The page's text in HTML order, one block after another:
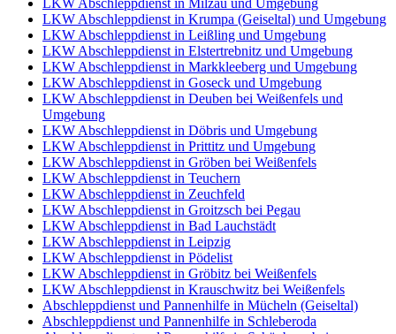
LKW Abschleppdienst in Krumpa (Geiseltal) und Umgebung
LKW Abschleppdienst in Leißling und Umgebung
LKW Abschleppdienst in Elstertrebnitz und Umgebung
LKW Abschleppdienst in Markkleeberg und Umgebung
LKW Abschleppdienst in Goseck und Umgebung
LKW Abschleppdienst in Deuben bei Weißenfels und
Umgebung
LKW Abschleppdienst in Döbris und Umgebung
LKW Abschleppdienst in Prittitz und Umgebung
LKW Abschleppdienst in Gröben bei Weißenfels
LKW Abschleppdienst in Teuchern
LKW Abschleppdienst in Zeuchfeld
LKW Abschleppdienst in Groitzsch bei Pegau
LKW Abschleppdienst in Bad Lauchstädt
LKW Abschleppdienst in Leipzig
LKW Abschleppdienst in Pödelist
LKW Abschleppdienst in Gröbitz bei Weißenfels
LKW Abschleppdienst in Krauschwitz bei Weißenfels
Abschleppdienst und Pannenhilfe in Mücheln (Geiseltal)
Abschleppdienst und Pannenhilfe in Schleberoda